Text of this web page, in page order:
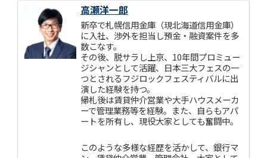
高瀬洋一郎
新卒で札幌信用金庫（現北海道信用金庫）
に入社、渉外を担当し預金・融資案件を多
数こなす。
その後、脱サラし上京、10年間プロミュー
ジシャンとして活躍、日本三大フェスの一
つとされるフジロックフェスティバルに出
演した経験を持つ。
帰札後は賃貸仲介営業や大手ハウスメーカ
ーで管理業務等を経験。また、自らもアパ
ートを所有し、現役大家としても奮闘中。
このような多様な経歴を活かして、銀行マ